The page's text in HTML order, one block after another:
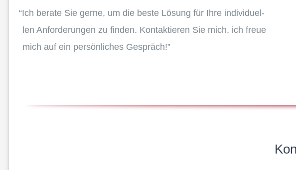
“Ich berate Sie gerne, um die beste Lösung für Ihre indivi­du­el­
len Anfor­de­run­gen zu finden. Kontak­tie­ren Sie mich, ich freue
mich auf ein persön­li­ches Gespräch!”